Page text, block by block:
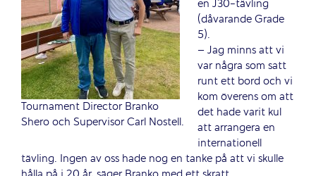
Tournament Director Branko
Shero och Supervisor Carl Nostell.
en J30-tävling
(dåvarande Grade
5).
– Jag minns att vi
var några som satt
runt ett bord och vi
kom överens om att
det hade varit kul
att arrangera en
internationell
tävling. Ingen av oss hade nog en tanke på att vi skulle